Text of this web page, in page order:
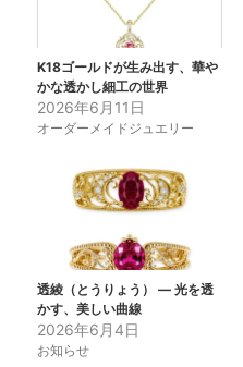
K18ゴールドが生み出す、華や
かな透かし細工の世界
2026年6月11日
オーダーメイドジュエリー
透綾（とうりょう） ― 光を透
かす、美しい曲線
2026年6月4日
お知らせ